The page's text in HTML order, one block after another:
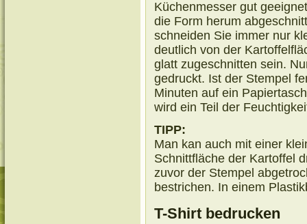
Küchenmesser gut
die Form herum
schneiden Sie immer nur
deutlich von der
glatt zugeschnitten sein.
gedruckt. Ist der Stempel
Minuten auf ein
wird ein Teil der
TIPP:
Man kan auch mit einer
Schnittfläche der Kartoffel
zuvor der Stempel
bestrichen. In einem
T-Shirt bedrucken